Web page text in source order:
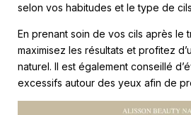
selon vos habitudes et le type de
En prenant soin de vos cils après le
maximisez les résultats et profitez
naturel. Il est également conseillé
excessifs autour des yeux afin de